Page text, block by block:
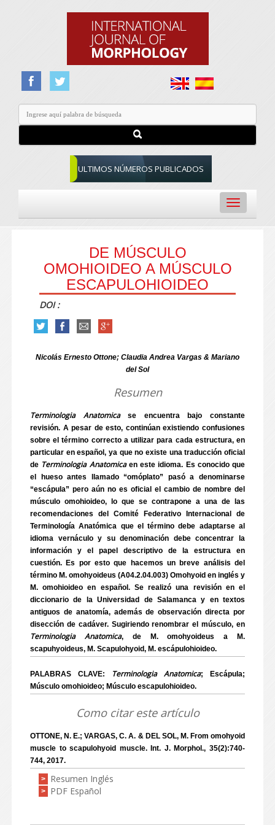
ULTIMOS NÚMEROS PUBLICADOS
Toggle
navigation
DE MÚSCULO
OMOHIOIDEO A MÚSCULO
ESCAPULOHIOIDEO
DOI :
Nicolás Ernesto Ottone; Claudia Andrea Vargas & Mariano
del Sol
Resumen
Terminologia Anatomicase encuentra bajo constante
revisión. A pesar de esto, continúan existiendo confusiones
sobre el término correcto a utilizar para cada estructura, en
particular en español, ya que no existe una traducción oficial
de Terminologia Anatomicaen este idioma. Es conocido que
el hueso antes llamado “omóplato” pasó a denominarse
“escápula” pero aún no es oficial el cambio de nombre del
músculo omohioideo, lo que se contrapone a una de las
recomendaciones del Comité Federativo Internacional de
Terminología Anatómica que el término debe adaptarse al
idioma vernáculo y su denominación debe concentrar la
información y el papel descriptivo de la estructura en
cuestión. Es por esto que hacemos un breve análisis del
término M. omohyoideus (A04.2.04.003) Omohyoid en inglés y
M. omohioideo en español. Se realizó una revisión en el
diccionario de la Universidad de Salamanca y en textos
antiguos de anatomía, además de observación directa por
disección de cadáver. Sugiriendo renombrar el músculo, en
Terminologia Anatomica, de M. omohyoideus a M.
scapuhyoideus, M. Scapulohyoid, M. escápulohioideo.
PALABRAS CLAVE: Terminologia Anatomica; Escápula;
Músculo omohioideo; Músculo escapulohioideo.
Como citar este artículo
OTTONE, N. E.; VARGAS, C. A. & DEL SOL, M. From omohyoid
muscle to scapulohyoid muscle. Int. J. Morphol., 35(2):740-
744, 2017.
> Resumen Inglés
> PDF Español